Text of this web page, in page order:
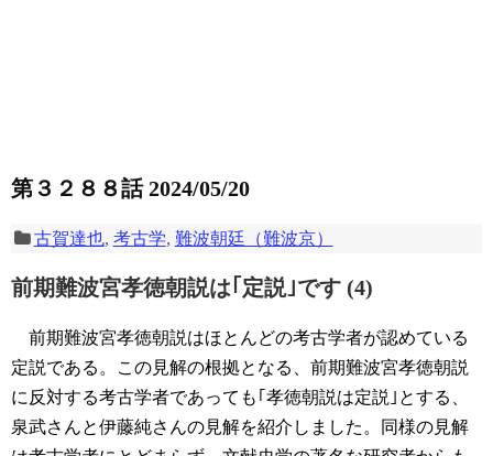
第３２８８話 2024/05/20
古賀達也, 考古学, 難波朝廷（難波京）
前期難波宮孝徳朝説は｢定説｣です (4)
前期難波宮孝徳朝説はほとんどの考古学者が認めている
定説である。この見解の根拠となる、前期難波宮孝徳朝説
に反対する考古学者であっても｢孝徳朝説は定説｣とする、
泉武さんと伊藤純さんの見解を紹介しました。同様の見解